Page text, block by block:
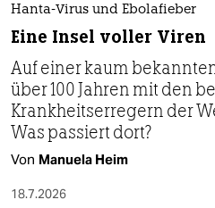
Hanta-Virus und Ebolafieber
Eine Insel voller Viren
Auf einer kaum
über 100 Jahren mit den
Krankheitserregern der
Was passiert dort?
Von Manuela Heim
18.7.2026